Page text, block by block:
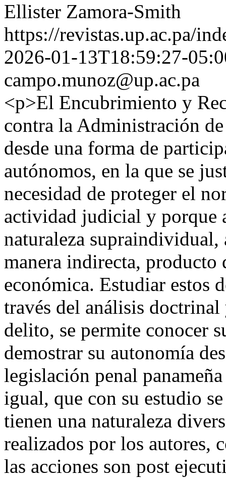
Ellister Zamora-Smith
https://revistas.up.ac.pa/
2026-01-13T18:59:27-
campo.munoz@up.ac.pa
<p>El Encubrimiento y
contra la Administración
desde una forma de
autónomos, en la que se
necesidad de proteger el
actividad judicial y porque
naturaleza
manera indirecta,
económica. Estudiar estos
través del análisis
delito, se permite conocer
demostrar su autonomía
legislación penal
igual, que con su estudio
tienen una naturaleza
realizados por los autores,
las acciones son post